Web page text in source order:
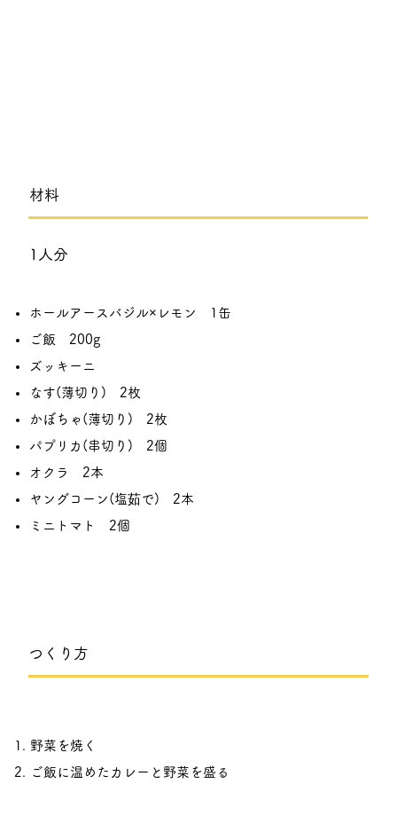
​材料
1人分
ホールアースバジル×レモン 1缶
ご飯 200g
ズッキーニ
なす(薄切り) 2枚
かぼちゃ(薄切り) 2枚
パプリカ(串切り) 2個
オクラ 2本
ヤングコーン(塩茹で) 2本
ミニトマト 2個
つくり方
野菜を焼く
ご飯に温めたカレーと野菜を盛る